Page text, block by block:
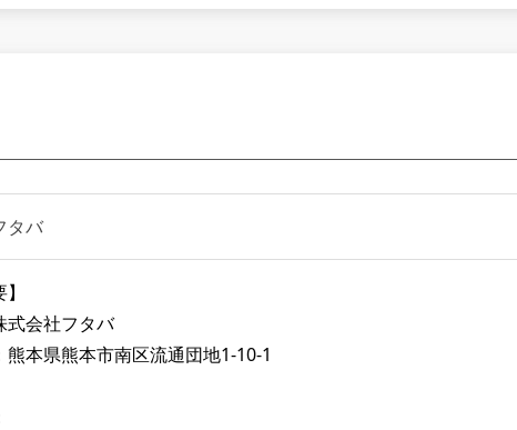
タバ
式会社フタバ
熊本県熊本市南区流通団地1-10-1